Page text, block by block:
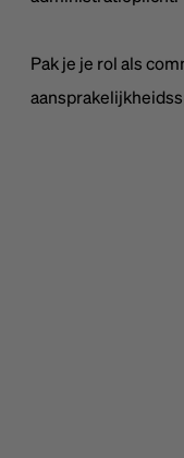
Pak je je rol als